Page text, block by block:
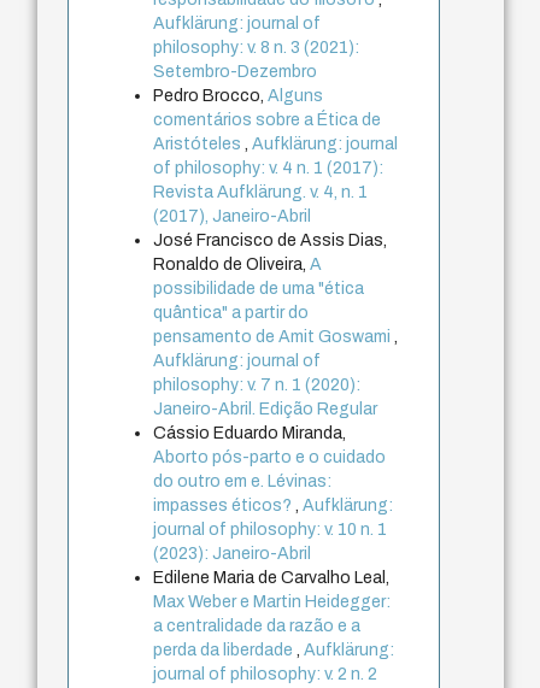
Aufklärung: journal of
philosophy: v. 8 n. 3 (2021):
Setembro-Dezembro
Pedro Brocco,Alguns
comentários sobre a Ética de
Aristóteles,Aufklärung: journal
of philosophy: v. 4 n. 1 (2017):
Revista Aufklärung. v. 4, n. 1
(2017), Janeiro-Abril
José Francisco de Assis Dias,
Ronaldo de Oliveira,A
possibilidade de uma "ética
quântica" a partir do
pensamento de Amit Goswami,
Aufklärung: journal of
philosophy: v. 7 n. 1 (2020):
Janeiro-Abril. Edição Regular
Cássio Eduardo Miranda,
Aborto pós-parto e o cuidado
do outro em e. Lévinas:
impasses éticos?,Aufklärung:
journal of philosophy: v. 10 n. 1
(2023): Janeiro-Abril
Edilene Maria de Carvalho Leal,
Max Weber e Martin Heidegger:
a centralidade da razão e a
perda da liberdade,Aufklärung:
journal of philosophy: v. 2 n. 2